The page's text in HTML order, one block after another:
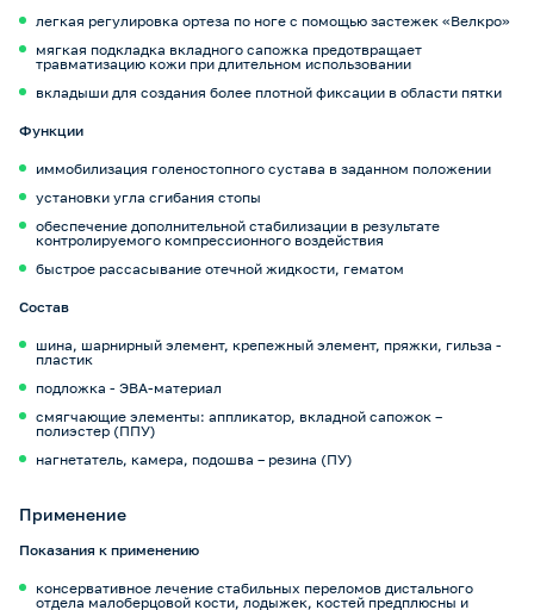
легкая регулировка ортеза по ноге с помощью застежек «Велкро»
мягкая подкладка вкладного сапожка предотвращает
травматизацию кожи при длительном использовании
вкладыши для создания более плотной фиксации в области пятки
Функции
иммобилизация голеностопного сустава в заданном положении
установки угла сгибания стопы
обеспечение дополнительной стабилизации в результате
контролируемого компрессионного воздействия
быстрое рассасывание отечной жидкости, гематом
Состав
шина, шарнирный элемент, крепежный элемент, пряжки, гильза -
пластик
подложка - ЭВА-материал
смягчающие элементы: аппликатор, вкладной сапожок –
полиэстер (ППУ)
нагнетатель, камера, подошва – резина (ПУ)
Применение
Показания к применению
консервативное лечение стабильных переломов дистального
отдела малоберцовой кости, лодыжек, костей предплюсны и